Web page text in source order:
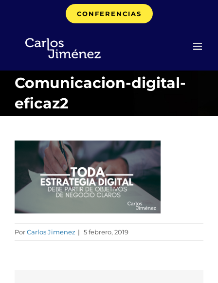
CONFERENCIAS
Comunicacion-digital-
eficaz2
PorCarlos Jimenez | 5 febrero, 2019